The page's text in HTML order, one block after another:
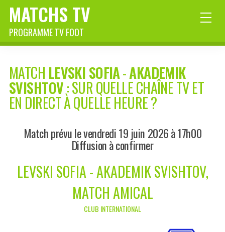
MATCHS TV
PROGRAMME TV FOOT
MATCH LEVSKI SOFIA-AKADEMIK
SVISHTOV: SUR QUELLE CHAÎNE TV ET
EN DIRECT À QUELLE HEURE ?
Match prévu le vendredi 19 juin 2026 à 17h00
Diffusion à confirmer
LEVSKI SOFIA - AKADEMIK SVISHTOV,
MATCH AMICAL
CLUB INTERNATIONAL